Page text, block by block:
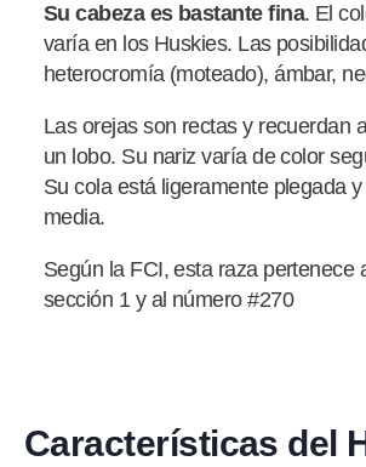
Su cabeza es bastante fina. El
varía en los Huskies. Las
heterocromía (moteado), ámbar,
Las orejas son rectas y recuerdan
un lobo. Su nariz varía de color
Su cola está ligeramente plegada
media.
Según la FCI, esta raza pertenece
sección 1 y al número #270
Características del